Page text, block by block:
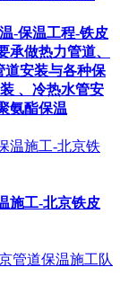
-保温工程-铁皮
做热力管道、
道安装与各种保
、冷热水管安
氨酯保温
施工-北京铁皮